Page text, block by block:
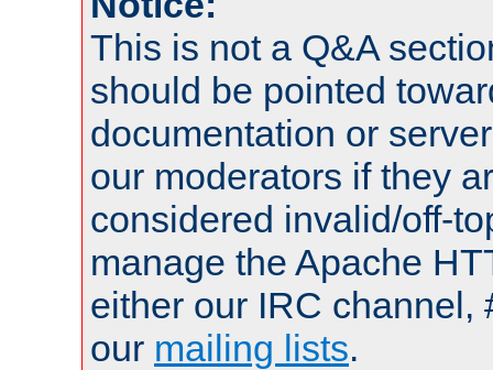
This is not a Q&A
should be pointed
documentation or
our moderators if they
considered invalid/off-
manage the Apache
either our IRC channel,
our mailing lists.